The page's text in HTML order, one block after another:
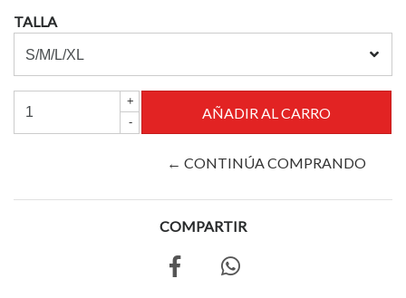
TALLA
+
-
← CONTINÚA COMPRANDO
COMPARTIR